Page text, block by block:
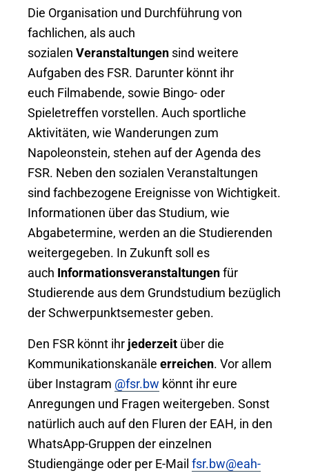
Die Organisation und Durchführung von
fachlichen, als auch
sozialen Veranstaltungen sind weitere
Aufgaben des FSR. Darunter könnt ihr
euch Filmabende, sowie Bingo- oder
Spieletreffen vorstellen. Auch sportliche
Aktivitäten, wie Wanderungen zum
Napoleonstein, stehen auf der Agenda des
FSR. Neben den sozialen Veranstaltungen
sind fachbezogene Ereignisse von Wichtigkeit.
Informationen über das Studium, wie
Abgabetermine, werden an die Studierenden
weitergegeben. In Zukunft soll es
auch Informationsveranstaltungenfür
Studierende aus dem Grundstudium bezüglich
der Schwerpunktsemester geben.
Den FSR könnt ihr jederzeit über die
Kommunikationskanäle erreichen. Vor allem
über Instagram @fsr.bw könnt ihr eure
Anregungen und Fragen weitergeben. Sonst
natürlich auch auf den Fluren der EAH, in den
WhatsApp-Gruppen der einzelnen
Studiengänge oder per E-Mail fsr.bw@eah-